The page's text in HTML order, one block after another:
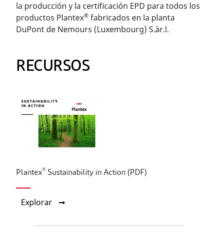
la producción y la certificación EPD para todos los
productos Plantex® fabricados en la planta
DuPont de Nemours (Luxembourg) S.àr.l.
RECURSOS
Plantex® Sustainability in Action (PDF)
Explorar